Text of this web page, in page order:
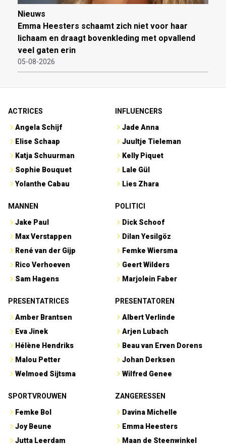
Nieuws
Emma Heesters schaamt zich niet voor haar
lichaam en draagt bovenkleding met opvallend
veel gaten erin
05-08-2026
ACTRICES
Angela Schijf
Elise Schaap
Katja Schuurman
Sophie Bouquet
Yolanthe Cabau
INFLUENCERS
Jade Anna
Juultje Tieleman
Kelly Piquet
Lale Gül
Lies Zhara
MANNEN
Jake Paul
Max Verstappen
René van der Gijp
Rico Verhoeven
Sam Hagens
POLITICI
Dick Schoof
Dilan Yesilgöz
Femke Wiersma
Geert Wilders
Marjolein Faber
PRESENTATRICES
Amber Brantsen
Eva Jinek
Hélène Hendriks
Malou Petter
Welmoed Sijtsma
PRESENTATOREN
Albert Verlinde
Arjen Lubach
Beau van Erven Dorens
Johan Derksen
Wilfred Genee
SPORTVROUWEN
Femke Bol
Joy Beune
Jutta Leerdam
ZANGERESSEN
Davina Michelle
Emma Heesters
Maan de Steenwinkel